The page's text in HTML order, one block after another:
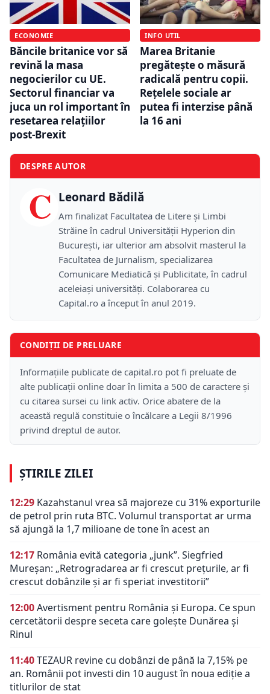
ECONOMIE
Băncile britanice vor să
revină la masa
negocierilor cu UE.
Sectorul financiar va
juca un rol important în
resetarea relațiilor
post-Brexit
INFO UTIL
Marea Britanie
pregătește o măsură
radicală pentru copii.
Rețelele sociale ar
putea fi interzise până
la 16 ani
DESPRE AUTOR
C Leonard Bădilă
Am finalizat Facultatea de Litere și Limbi
Străine în cadrul Universității Hyperion din
București, iar ulterior am absolvit masterul la
Facultatea de Jurnalism, specializarea
Comunicare Mediatică și Publicitate, în cadrul
aceleiași universități. Colaborarea cu
Capital.ro a început în anul 2019.
CONDIȚII DE PRELUARE
Informațiile publicate de capital.ro pot fi preluate de
alte publicații online doar în limita a 500 de caractere și
cu citarea sursei cu link activ. Orice abatere de la
această regulă constituie o încălcare a Legii 8/1996
privind dreptul de autor.
ȘTIRILE ZILEI
12:29 Kazahstanul vrea să majoreze cu 31% exporturile
de petrol prin ruta BTC. Volumul transportat ar urma
să ajungă la 1,7 milioane de tone în acest an
12:17 România evită categoria „junk”. Siegfried
Mureșan: „Retrogradarea ar fi crescut preţurile, ar fi
crescut dobânzile şi ar fi speriat investitorii”
12:00Avertisment pentru România și Europa. Ce spun
cercetătorii despre seceta care golește Dunărea și
Rinul
11:40TEZAUR revine cu dobânzi de până la 7,15% pe
an. Românii pot investi din 10 august în noua ediție a
titlurilor de stat